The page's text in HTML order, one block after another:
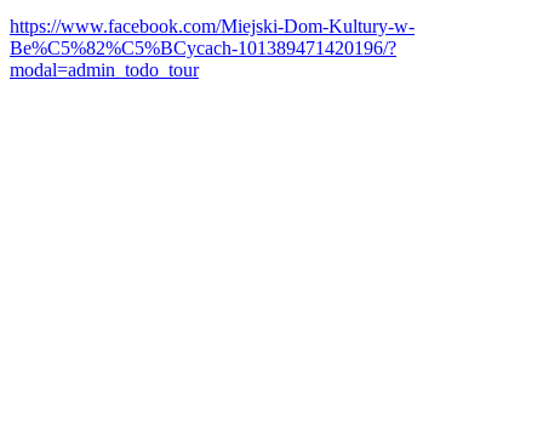
https://www.facebook.com/Miejski-Dom-Kultury-w-
Be%C5%82%C5%BCycach-101389471420196/?
modal=admin_todo_tour